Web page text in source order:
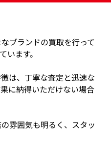
ブランドの買取を行って
ます。
は、丁寧な査定と迅速な
に納得いただけない場合
雰囲気も明るく、スタッ